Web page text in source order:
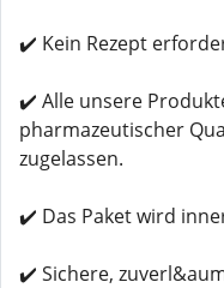
✔️ Kein Rezept
✔️ Alle unsere
pharmazeutischer
zugelassen.
✔️ Das Paket wird
✔️ Sichere,